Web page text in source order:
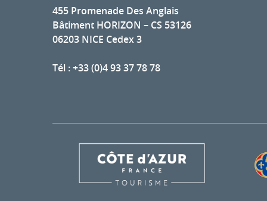
455 Promenade Des Anglais
Bâtiment HORIZON – CS 53126
06203 NICE Cedex 3
Tél : +33 (0)4 93 37 78 78